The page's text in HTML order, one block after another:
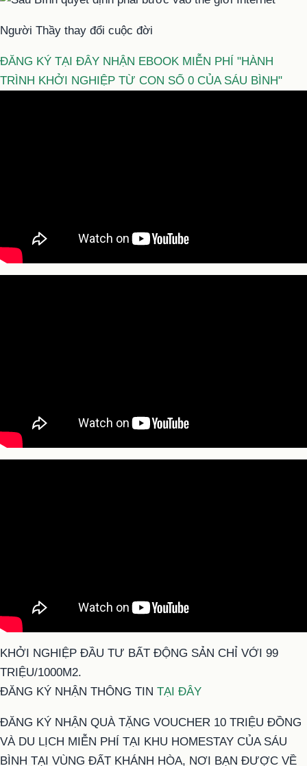
Người Thầy thay đổi cuộc đời
ĐĂNG KÝ TẠI ĐÂY NHẬN EBOOK MIỄN PHÍ "HÀNH
TRÌNH KHỞI NGHIỆP TỪ CON SỐ 0 CỦA SÁU BÌNH"
KHỞI NGHIỆP ĐẦU TƯ BẤT ĐỘNG SẢN CHỈ VỚI 99
TRIỆU/1000M2.
ĐĂNG KÝ NHẬN THÔNG TIN TẠI ĐÂY
ĐĂNG KÝ NHẬN QUÀ TẶNG VOUCHER 10 TRIỆU ĐỒNG
VÀ DU LỊCH MIỄN PHÍ TẠI KHU HOMESTAY CỦA SÁU
BÌNH TẠI VÙNG ĐẤT KHÁNH HÒA, NƠI BẠN ĐƯỢC VỀ